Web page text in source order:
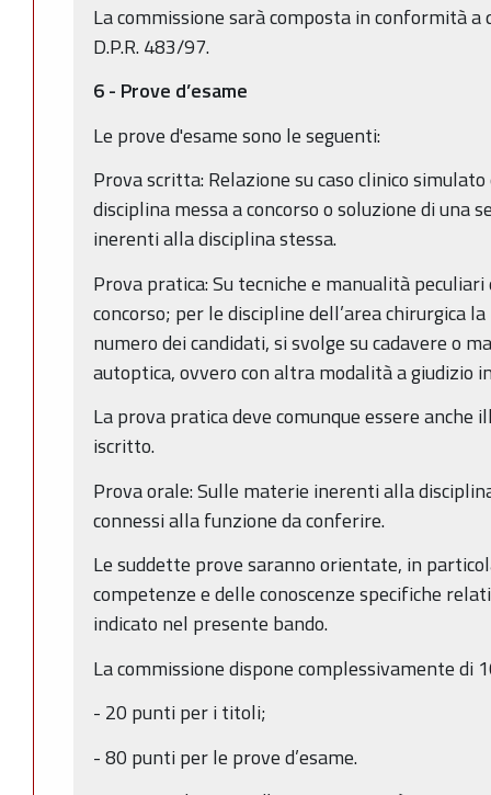
La commissione sarà composta in conformità
D.P.R. 483/97.
6 - Prove d’esame
Le prove d'esame sono le seguenti:
Prova scritta: Relazione su caso clinico
disciplina messa a concorso o soluzione di una
inerenti alla disciplina stessa.
Prova pratica: Su tecniche e manualità
concorso; per le discipline dell’area chirurgica
numero dei candidati, si svolge su cadavere o
autoptica, ovvero con altra modalità a giudizio
La prova pratica deve comunque essere
iscritto.
Prova orale: Sulle materie inerenti alla
connessi alla funzione da conferire.
Le suddette prove saranno orientate, in
competenze e delle conoscenze specifiche
indicato nel presente bando.
La commissione dispone complessivamente di
- 20 punti per i titoli;
- 80 punti per le prove d’esame.